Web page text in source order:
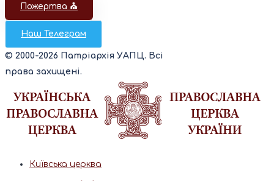
Пожертва ⛪️
Наш Телеграм
© 2000-2026 Патріархія УАПЦ. Всі
права захищені.
Київська церква